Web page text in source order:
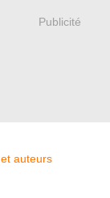
Publicité
auteurs